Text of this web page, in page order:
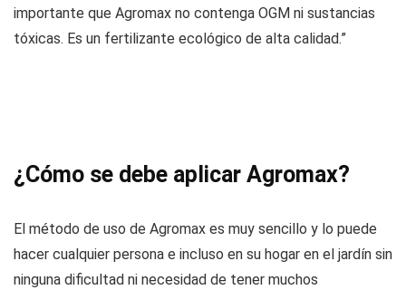
importante que Agromax no contenga OGM ni sustancias
tóxicas. Es un fertilizante ecológico de alta calidad.”
¿Cómo se debe aplicar Agromax?
El método de uso de Agromax es muy sencillo y lo puede
hacer cualquier persona e incluso en su hogar en el jardín sin
ninguna dificultad ni necesidad de tener muchos